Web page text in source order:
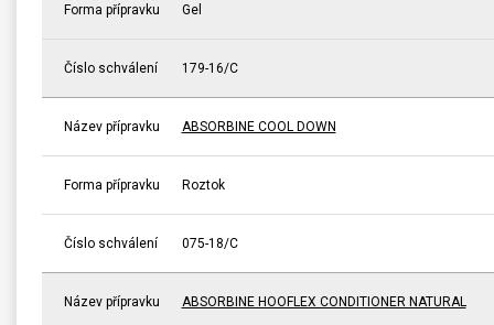
Forma přípravku Gel
Číslo schválení 179-16/C
Název přípravku ABSORBINE COOL DOWN
Forma přípravku Roztok
Číslo schválení 075-18/C
Název přípravku ABSORBINE HOOFLEX CONDITIONER NATURAL